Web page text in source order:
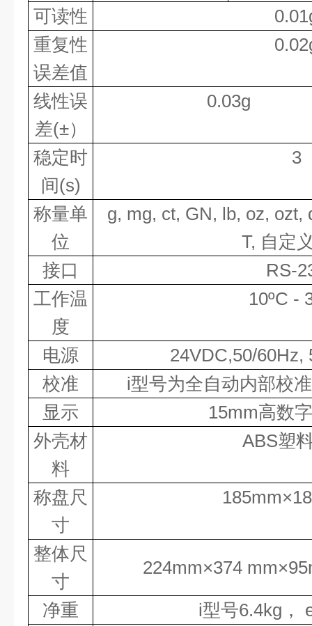
可读性 0.01
重复性
误差值
线性误
差(±）
0.03g
稳定时
间(s)
3
称量单
位
g, mg, ct, GN, lb, oz, ozt,
T, 自定
接口
RS-
工作温
度
10ºC -
电源 24VDC,50/60Hz,
校准
i型号为全自动内部校
显示
15mm高数
外壳材
料
ABS塑
称盘尺
寸
185mm×
整体尺
寸
224mm×374 mm×95
净重 i型号6.4kg ，